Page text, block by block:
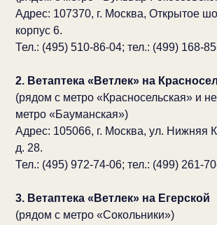
Адрес: 107370, г. Москва, Открытое
корпус 6.
Тел.: (495) 510-86-04; тел.: (499) 168-
2. Ветаптека «Ветлек» на
(рядом с метро «Красносельская» и
метро «Бауманская»)
Адрес: 105066, г. Москва, ул. Нижняя
д. 28.
Тел.: (495) 972-74-06; тел.: (499) 261-
3. Ветаптека «Ветлек» на Егерской
(рядом с метро «Сокольники»)